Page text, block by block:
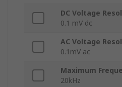
DC Voltage
0.1 mV dc
AC Voltage
0.1mV ac
Maximum
20kHz